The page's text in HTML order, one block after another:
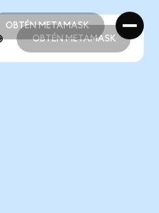
OBTÉN METAMASK
OBTÉN METAMASK
OBTÉN METAMASK